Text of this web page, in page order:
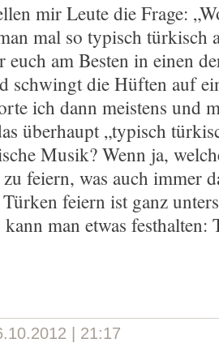
mir Leute die Frage:
mal so typisch türkisch
euch am Besten in einen
schwingt die Hüften auf
ich dann meistens und
überhaupt „typisch
Musik? Wenn ja,
feiern, was auch immer
feiern ist ganz
man etwas
| 21:17